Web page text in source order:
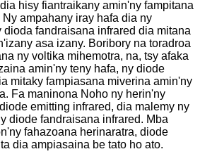
hisy fiantraikany amin'ny fampitana
ampahany iray hafa dia ny
fandraisana infrared dia mitana
asa izany. Boribory na toradroa
ny voltika mihemotra, na, tsy afaka
amin'ny teny hafa, ny diode
mitaky fampiasana miverina amin'ny
Fa maninona Noho ny herin'ny
emitting infrared, dia malemy ny
diode fandraisana infrared. Mba
fahazoana herinaratra, diode
dia ampiasaina be tato ho ato.